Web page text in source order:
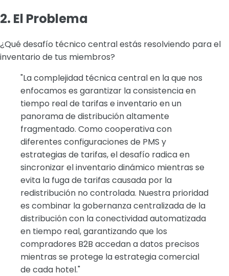
2. El Problema
¿Qué desafío técnico central estás resolviendo para el
inventario de tus miembros?
"La complejidad técnica central en la que nos
enfocamos es garantizar la consistencia en
tiempo real de tarifas e inventario en un
panorama de distribución altamente
fragmentado. Como cooperativa con
diferentes configuraciones de PMS y
estrategias de tarifas, el desafío radica en
sincronizar el inventario dinámico mientras se
evita la fuga de tarifas causada por la
redistribución no controlada. Nuestra prioridad
es combinar la gobernanza centralizada de la
distribución con la conectividad automatizada
en tiempo real, garantizando que los
compradores B2B accedan a datos precisos
mientras se protege la estrategia comercial
de cada hotel."